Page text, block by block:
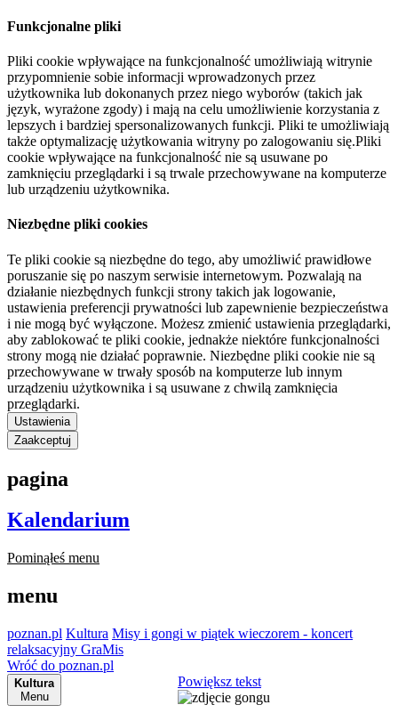
Funkcjonalne pliki
Pliki cookie wpływające na funkcjonalność umożliwiają witrynie
przypomnienie sobie informacji wprowadzonych przez
użytkownika lub dokonanych przez niego wyborów (takich jak
język, wyrażone zgody) i mają na celu umożliwienie korzystania z
lepszych i bardziej spersonalizowanych funkcji. Pliki te umożliwiają
także optymalizację użytkowania witryny po zalogowaniu się.Pliki
cookie wpływające na funkcjonalność nie są usuwane po
zamknięciu przeglądarki i są trwale przechowywane na komputerze
lub urządzeniu użytkownika.
Niezbędne pliki cookies
Te pliki cookie są niezbędne do tego, aby umożliwić prawidłowe
poruszanie się po naszym serwisie internetowym. Pozwalają na
działanie niezbędnych funkcji strony takich jak logowanie,
ustawienia preferencji prywatności lub zapewnienie bezpieczeństwa
i nie mogą być wyłączone. Możesz zmienić ustawienia przeglądarki,
aby zablokować te pliki cookie, jednakże niektóre funkcjonalności
strony mogą nie działać poprawnie. Niezbędne pliki cookie nie są
przechowywane w trwały sposób na komputerze lub innym
urządzeniu użytkownika i są usuwane z chwilą zamknięcia
przeglądarki.
Ustawienia
Zaakceptuj
pagina
Kalendarium
Pominąłeś menu
menu
poznan.pl Kultura Misy i gongi w piątek wieczorem - koncert
relaksacyjny GraMis
Wróć do poznan.pl
Kultura
Menu
Powiększ tekst